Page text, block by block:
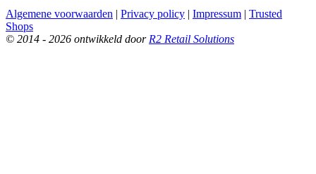
Algemene voorwaarden | Privacy policy | Impressum | Trusted
Shops
© 2014 - 2026 ontwikkeld door R2 Retail Solutions